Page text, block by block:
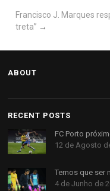
Francisco J. Marques
treta” →
ABOUT
RECENT POSTS
FC Porto
12 de Agosto
Temos que ser
4 de Junho de